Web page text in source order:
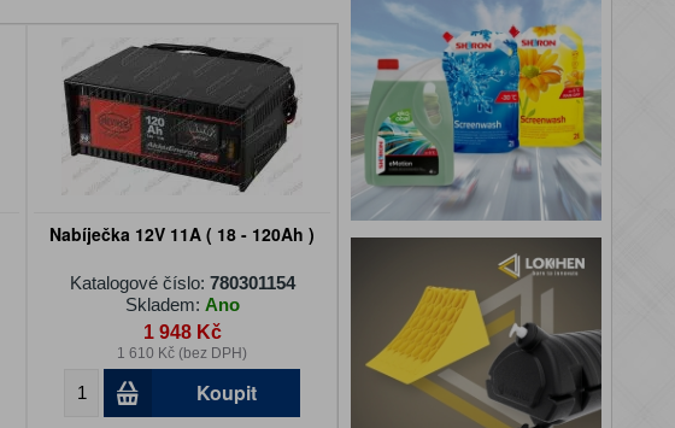
Nabíječka 12V 11A ( 18 - 120Ah )
Katalogové číslo: 780301154
Skladem: Ano
1 948 Kč
1 610 Kč (bez DPH)
Koupit